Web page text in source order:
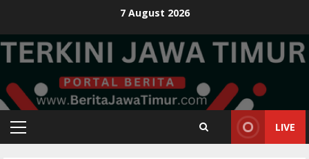
content
7 August 2026
Primary
LIVE